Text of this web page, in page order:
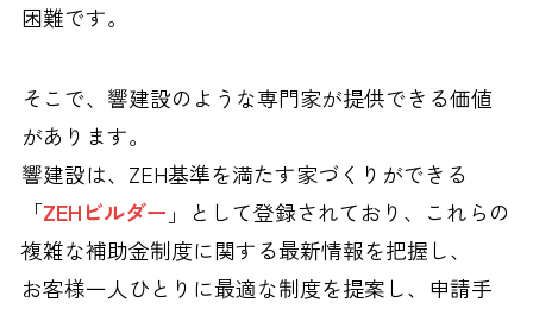
困難です。
そこで、響建設のような専門家が提供できる価値
があります。
響建設は、ZEH基準を満たす家づくりができる
「ZEHビルダー 」として登録されており、これらの
複雑な補助金制度に関する最新情報を把握し、
お客様一人ひとりに最適な制度を提案し、申請手